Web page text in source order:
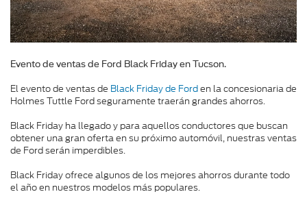
Evento de ventas de Ford Black Friday en Tucson.
El evento de ventas de Black Friday de Forden la concesionaria de
Holmes Tuttle Ford seguramente traerán grandes ahorros.
Black Friday ha llegado y para aquellos conductores que buscan
obtener una gran oferta en su próximo automóvil, nuestras ventas
de Ford serán imperdibles.
Black Friday ofrece algunos de los mejores ahorros durante todo
el año en nuestros modelos más populares.